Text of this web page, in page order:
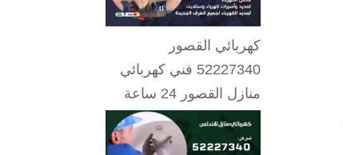
كهربائي القصور
52227340 فني كهربائي
منازل القصور 24 ساعة